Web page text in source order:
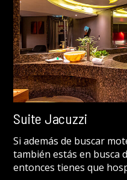
Suite Jacuzzi
Si además de buscar
también estás en busca
entonces tienes que